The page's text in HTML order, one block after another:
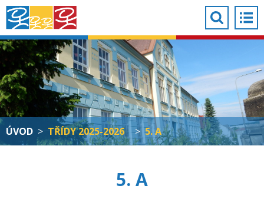
ÚVOD > TŘÍDY 2025-2026 > 5. A
5. A